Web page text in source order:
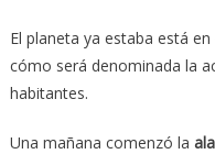
El planeta ya estaba está
cómo será denominada la
habitantes.
Una mañana comenzó la